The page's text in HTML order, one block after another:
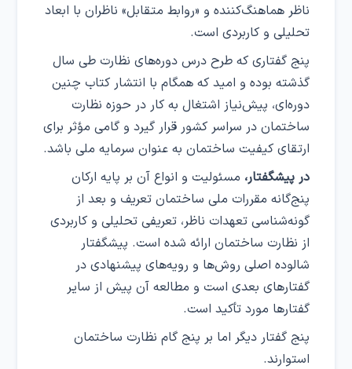
ناظر هماهنگ‌کننده و «روابط متقابل» ناظران با ابعاد
تحلیلی و کاربردی است.
پنج گفتاری که طرح درس دوره‌های نظارت طی سال
گذشته بوده و امید که همگام با انتشار کتاب چنین
دوره‌ای، پیش‌نیاز اشتغال به کار در حوزه نظارت
ساختمان در سراسر کشور قرار گیرد و گامی مؤثر برای
ارتقای کیفیت ساختمان به‌ عنوان سرمایه ملی باشد.
در پیشگفتار، مسئولیت و انواع آن بر پایه ارکان
پنج‌گانه مقررات ملی ساختمان تعریف و بعد از
گونه‌شناسی تعهدات ناظر، تعریفی تحلیلی و کاربردی
از نظارت ساختمان ارائه شده است. پیشگفتار
شالوده اصلی روش‌ها و رویه‌های پیشنهادی در
گفتارهای بعدی است و مطالعه آن پیش از سایر
گفتارها مورد تأکید است.
پنج گفتار دیگر اما بر پنج گام نظارت ساختمان
استوارند.